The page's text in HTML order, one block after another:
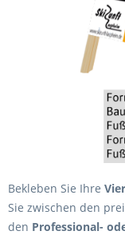
Bekleben Sie Ihre
Sie zwischen den
den Professional-